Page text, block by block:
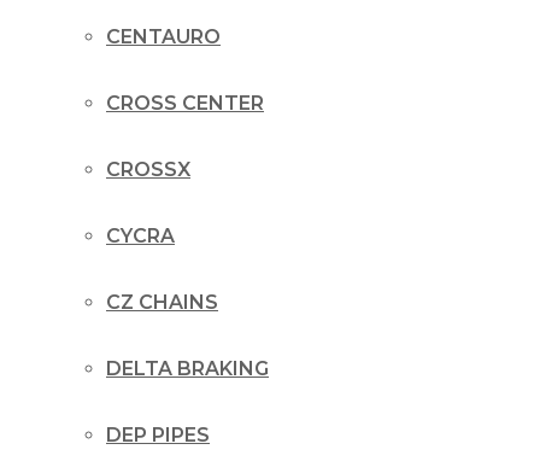
CENTAURO
CROSS CENTER
CROSSX
CYCRA
CZ CHAINS
DELTA BRAKING
DEP PIPES